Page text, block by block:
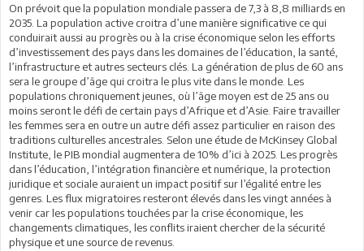
On prévoit que la population mondiale passera de 7,3 à 8,8 milliards en
2035. La population active croitra d’une manière significative ce qui
conduirait aussi au progrès ou à la crise économique selon les efforts
d’investissement des pays dans les domaines de l’éducation, la santé,
l’infrastructure et autres secteurs clés. La génération de plus de 60 ans
sera le groupe d’âge qui croitra le plus vite dans le monde. Les
populations chroniquement jeunes, où l’âge moyen est de 25 ans ou
moins seront le défi de certain pays d’Afrique et d’Asie. Faire travailler
les femmes sera en outre un autre défi assez particulier en raison des
traditions culturelles ancestrales. Selon une étude de McKinsey Global
Institute, le PIB mondial augmentera de 10% d’ici à 2025. Les progrès
dans l’éducation, l’intégration financière et numérique, la protection
juridique et sociale auraient un impact positif sur l’égalité entre les
genres. Les flux migratoires resteront élevés dans les vingt années à
venir car les populations touchées par la crise économique, les
changements climatiques, les conflits iraient chercher de la sécurité
physique et une source de revenus.